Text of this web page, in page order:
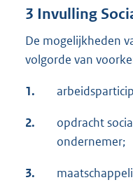
3 Invulling
De mogelijkheden
volgorde van
1.
2.
opdracht
ondernemer;
3.